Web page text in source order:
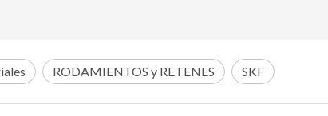
RODAMIENTOS y RETENES SKF